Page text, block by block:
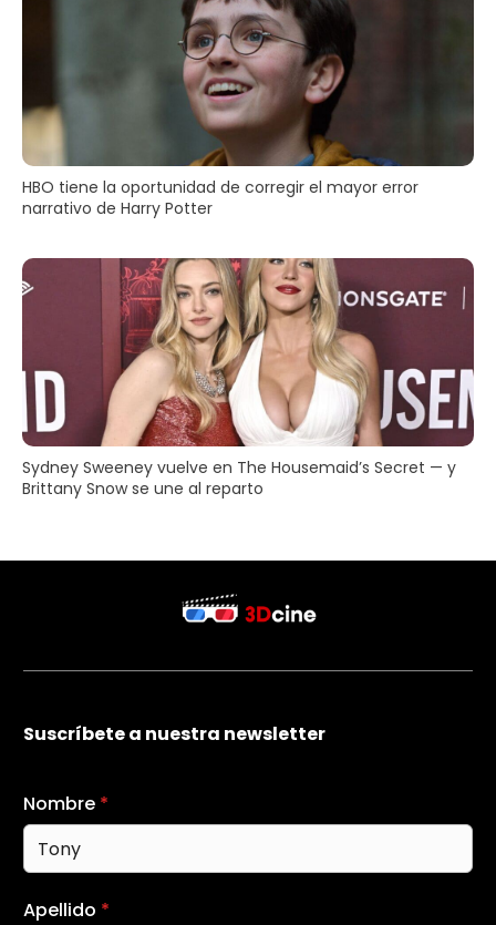
HBO tiene la oportunidad de corregir el mayor error
narrativo de Harry Potter
Sydney Sweeney vuelve en The Housemaid’s Secret — y
Brittany Snow se une al reparto
Suscríbete a nuestra newsletter
Nombre *
Apellido *